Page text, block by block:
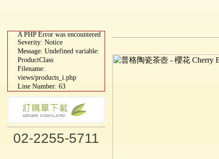
A PHP Error was encountered
Severity: Notice
Message: Undefined variable:
ProductClass
Filename:
views/products_i.php
Line Number: 63
02-2255-5711